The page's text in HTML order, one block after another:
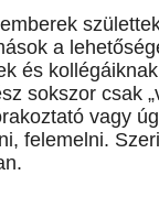
a
és
sokszor csak
vagy
felemelni.